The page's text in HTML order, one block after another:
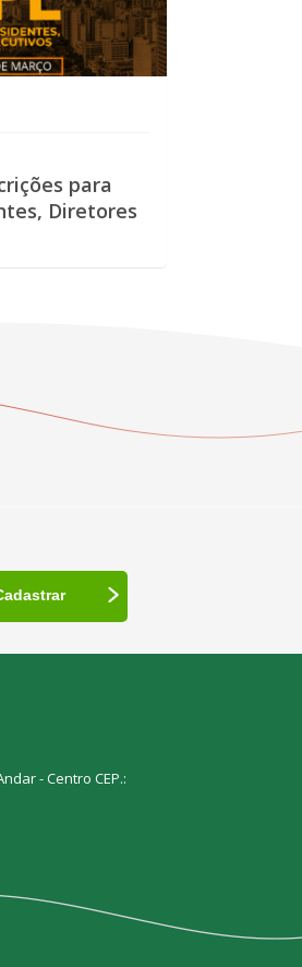
para
Diretores
- Centro CEP.: